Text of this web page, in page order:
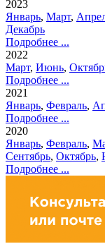
2023
Январь, Март,
Декабрь
Подробнее ...
2022
Март, Июнь,
Подробнее ...
2021
Январь, Февраль,
Подробнее ...
2020
Январь, Февраль,
Сентябрь, Октябрь,
Подробнее ...